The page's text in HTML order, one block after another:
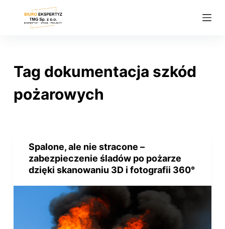
d
Tag dokumentacja szkód
pożarowych
Spalone, ale nie stracone –
zabezpieczenie śladów po pożarze
dzięki skanowaniu 3D i fotografii 360°